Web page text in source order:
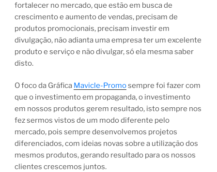
fortalecer no mercado, que estão em busca de
crescimento e aumento de vendas, precisam de
produtos promocionais, precisam investir em
divulgação, não adianta uma empresa ter um excelente
produto e serviço e não divulgar, só ela mesma saber
disto.
O foco da Gráfica Mavicle-Promosempre foi fazer com
que o investimento em propaganda, o investimento
em nossos produtos gerem resultado, isto sempre nos
fez sermos vistos de um modo diferente pelo
mercado, pois sempre desenvolvemos projetos
diferenciados, com ideias novas sobre a utilização dos
mesmos produtos, gerando resultado para os nossos
clientes crescemos juntos.